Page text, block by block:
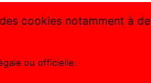
cookies notamment à
ou officielle.